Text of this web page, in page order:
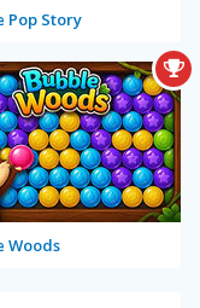
Pop Story
Woods